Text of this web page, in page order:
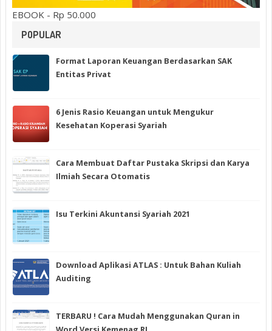
EBOOK - Rp 50.000
POPULAR
Format Laporan Keuangan Berdasarkan SAK
Entitas Privat
6 Jenis Rasio Keuangan untuk Mengukur
Kesehatan Koperasi Syariah
Cara Membuat Daftar Pustaka Skripsi dan Karya
Ilmiah Secara Otomatis
Isu Terkini Akuntansi Syariah 2021
Download Aplikasi ATLAS : Untuk Bahan Kuliah
Auditing
TERBARU ! Cara Mudah Menggunakan Quran in